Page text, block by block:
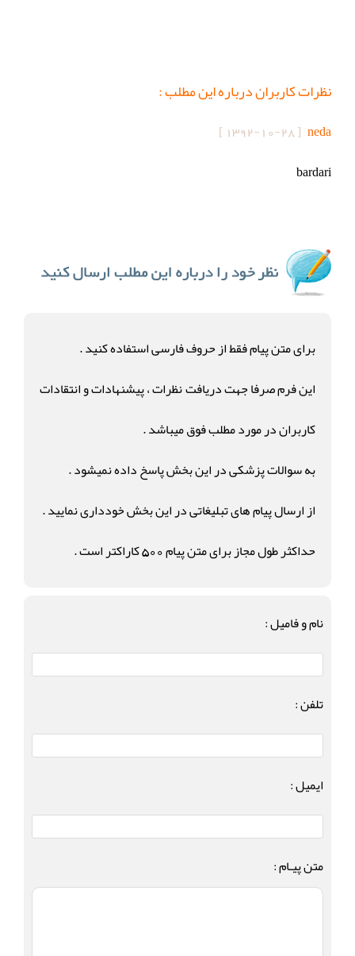
نظرات کاربران درباره این مطلب :
neda
[
1392-10-28
]
bardari
برای متن پیام فقط از حروف فارسی استفاده کنید .
این فرم صرفا جهت دریافت نظرات ، پیشنهادات و انتقادات
کاربران در مورد مطلب فوق میباشد .
به سوالات پزشکی در این بخش پاسخ داده نمیشود .
از ارسال پیام های تبلیغاتی در این بخش خودداری نمایید .
حداکثر طول مجاز برای متن پیام 500 کاراکتر است .
نام و فامیل :
تلفن :
ایمیل :
متن پیـام :